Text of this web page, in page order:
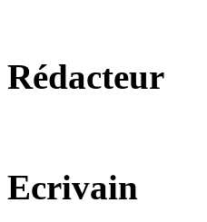
Rédacteur
Ecrivain